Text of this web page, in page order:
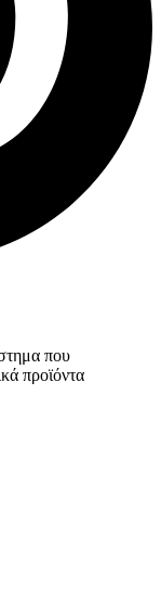
που
προϊόντα